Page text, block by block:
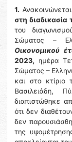
1.
στη
του
Σώματος –
Οικονομικού
2023, ημέρα
Σώματος –
και στο κτίριο
Βασιλειάδη,
διαπιστώθηκε
ότι δεν
δεν
της